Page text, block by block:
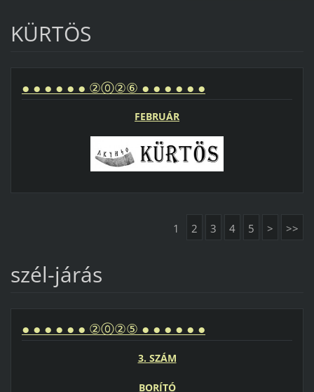
KÜRTÖS
● ● ● ● ● ● ②⓪②⑥ ● ● ● ● ● ●
FEBRUÁR
1 2 3 4 5 > >>
szél-járás
● ● ● ● ● ● ②⓪②⑤ ● ● ● ● ● ●
3. SZÁM
BORÍTÓ